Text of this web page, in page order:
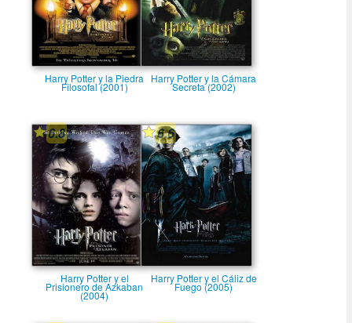
Harry Potter y la Piedra
Filosofal (2001)
Harry Potter y la Cámara
Secreta (2002)
6.8
Harry Potter y el
Prisionero de Azkaban
(2004)
6.6
Harry Potter y el Cáliz de
Fuego (2005)